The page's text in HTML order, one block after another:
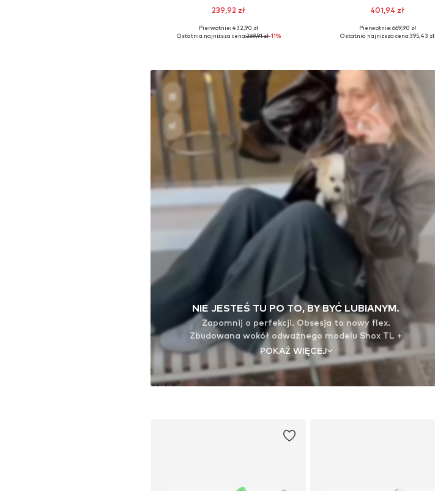
239,92 zł
Dostępne w różnych rozmiarach
Pierwotnie: 432,90 zł
Ostatnia najniższa cena:269,91 zł-11%
401,94 zł
Dostępne w różnych rozmiarach
Pierwotnie: 669,90 zł
Ostatnia najniższa cena:395,43 zł
NIE JESTEŚ TU PO TO, BY BYĆ LUBIANYM.
Zapomnij o perfekcji. Obsesja to nowy flex.
Zbudowana wokół odważnego modelu Shox TL +
Z, ta kolekcja łamie zasady celowo. To
połączenie sportu i stylu dla ludzi, którzy nie
śledzą trendów – oni je zmieniają. Bez proszenia
o zgodę. Bez status quo. To sport jako styl życia,
POKAŻ WIĘCEJ